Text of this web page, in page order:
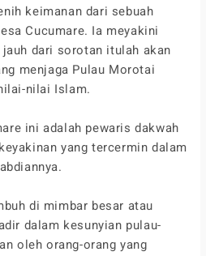
keimanan dari sebuah
Cucumare. Ia meyakini
dari sorotan itulah akan
menjaga Pulau Morotai
nilai Islam.
ini adalah pewaris dakwah
yang tercermin dalam
di mimbar besar atau
dalam kesunyian pulau-
oleh orang-orang yang